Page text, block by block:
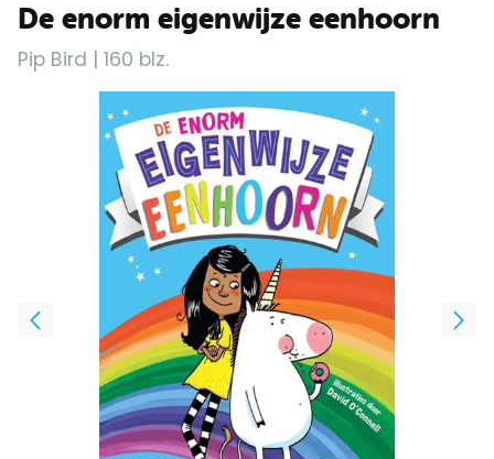
De enorm eigenwijze eenhoorn
Pip Bird | 160 blz.